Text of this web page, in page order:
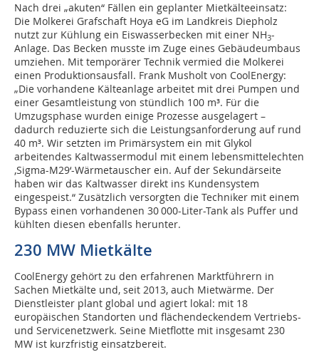
Nach drei „akuten“ Fällen ein geplanter Mietkälteeinsatz:
Die Molkerei Grafschaft Hoya eG im Landkreis Diepholz
nutzt zur Kühlung ein Eiswasserbecken mit einer NH3-
Anlage. Das Becken musste im Zuge eines Gebäudeumbaus
umziehen. Mit temporärer Technik vermied die Molkerei
einen Produktionsausfall. Frank Musholt von CoolEnergy:
„Die vorhandene Kälteanlage arbeitet mit drei Pumpen und
einer Gesamtleistung von stündlich 100 m³. Für die
Umzugsphase wurden einige Prozesse ausgelagert –
dadurch reduzierte sich die Leistungsanforderung auf rund
40 m³. Wir setzten im Primärsystem ein mit Glykol
arbeitendes Kaltwassermodul mit einem lebensmittelechten
,Sigma-M29‘-Wärmetauscher ein. Auf der Sekundärseite
haben wir das Kaltwasser direkt ins Kundensystem
eingespeist.“ Zusätzlich versorgten die Techniker mit einem
Bypass einen vorhandenen 30 000-Liter-Tank als Puffer und
kühlten diesen ebenfalls herunter.
230 MW Mietkälte
CoolEnergy gehört zu den erfahrenen Marktführern in
Sachen Mietkälte und, seit 2013, auch Mietwärme. Der
Dienstleister plant global und agiert lokal: mit 18
europäischen Standorten und flächendeckendem Vertriebs-
und Servicenetzwerk. Seine Mietflotte mit insgesamt 230
MW ist kurzfristig einsatzbereit.